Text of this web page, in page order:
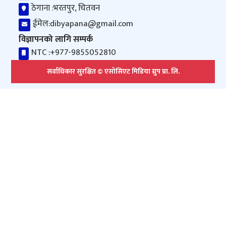
ठेगाना :भरतपुर, चितवन
ईमेल:dibyapana@gmail.com
विज्ञापनको लागि सम्पर्क
NTC :+977-9855052810
सर्वाधिकार सुरक्षित © एसोसिएट मिडिया ग्रुप प्रा. लि.